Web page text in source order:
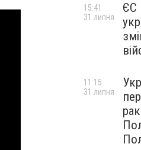
ЄС
15:41
31 липня
11:15
31 липня